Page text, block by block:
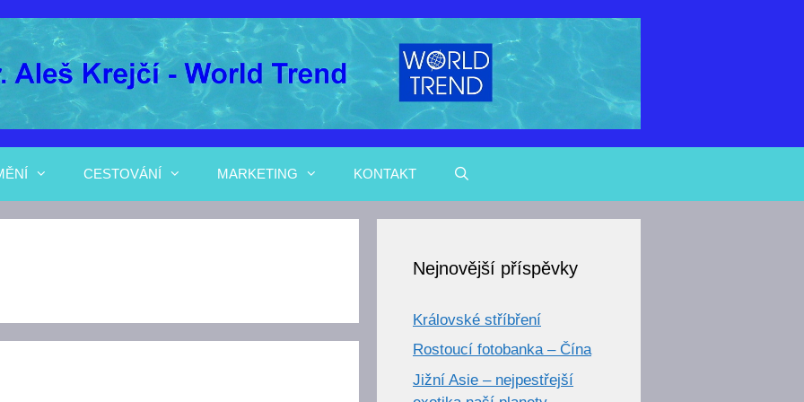
CESTOVÁNÍ MARKETING KONTAKT
Nejnovější příspěvky
Královské stříbření
Rostoucí fotobanka – Čína
Jižní Asie – nejpestřejší